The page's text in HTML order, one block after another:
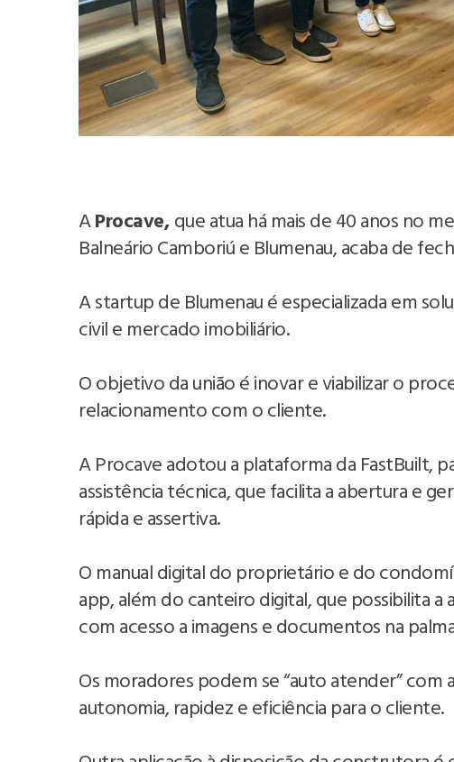
AProcave,que atua há mais de 40 anos no
Balneário Camboriú e Blumenau, acaba de
A startup de Blumenau é especializada em
civil e mercado imobiliário.
O objetivo da união é inovar e viabilizar o
relacionamento com o cliente.
A Procave adotou a plataforma da FastBuilt,
assistência técnica, que facilita a abertura e
rápida e assertiva.
O manual digital do proprietário e do
app, além do canteiro digital, que possibilita
com acesso a imagens e documentos na
Os moradores podem se “auto atender”
autonomia, rapidez e eficiência para o cliente.